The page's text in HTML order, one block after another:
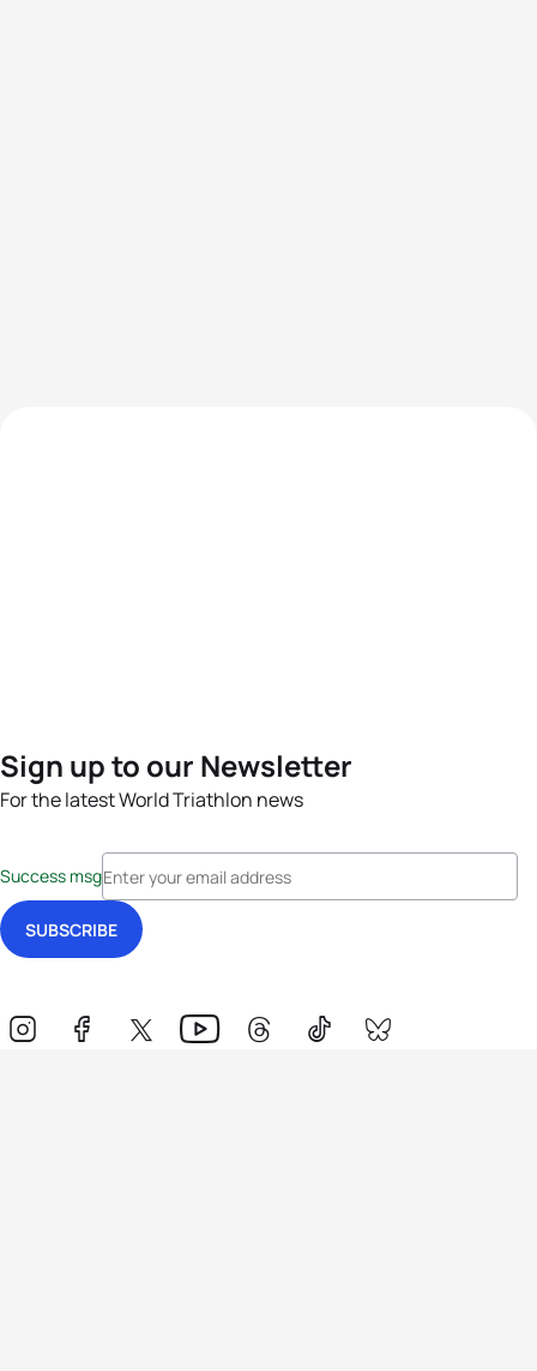
Sign up to our Newsletter
For the latest World Triathlon news
Success msg